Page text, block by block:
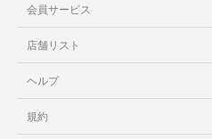
会員サービス
店舗リスト
ヘルプ
規約